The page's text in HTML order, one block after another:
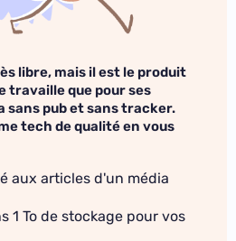
libre, mais il est le produit
travaille que pour ses
sans pub et sans tracker.
tech de qualité en vous
aux articles d'un média
1 To de stockage pour vos